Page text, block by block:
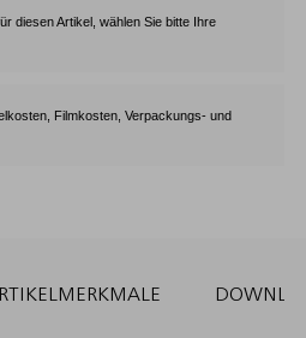
diesen Artikel, wählen Sie bitte Ihre
Filmkosten, Verpackungs- und